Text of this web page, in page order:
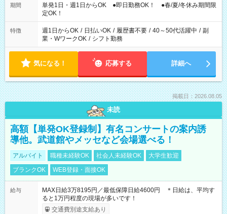
期間
単発1日・週1日からOK ●即日勤務OK！ ●春/夏/冬休み期間限
定OK！
特徴 週1日からOK / 日払いOK / 履歴書不要 / 40～50代活躍中 / 副
業・WワークOK / シフト勤務
気になる！ 応募する 詳細へ
掲載日：2026.08.05
未読
高額【単発OK登録制】有名コンサートの案内誘
導他。武道館やメッセなど会場選べる！
アルバイト 職種未経験OK 社会人未経験OK
大学生歓迎
ブランクOK
WEB登録・面接OK
給与
MAX日給3万8195円／最低保障日給4600円 ＊日給は、平均す
ると1万円程度の現場が多いです！
交通費別途支給あり